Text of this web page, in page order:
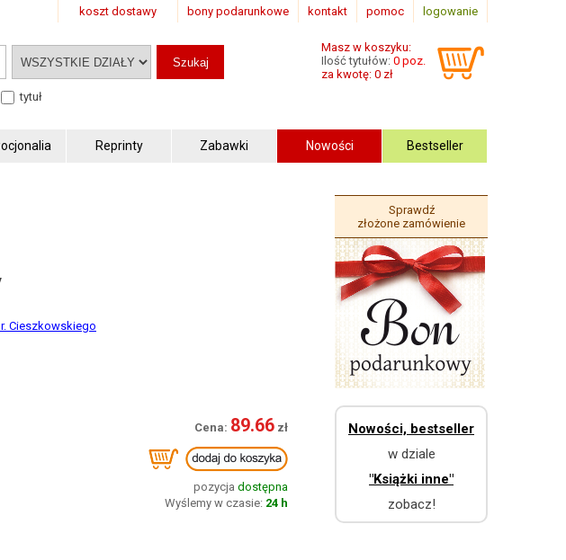
logowanie
pomoc
kontakt
bony podarunkowe
koszt dostawy
Masz w koszyku:
Ilość tytułów: 0 poz.
za kwotę: 0 zł
tytuł
Reprinty Zabawki Nowości Bestseller
Cieszkowskiego
89.66
pozycja dostępna
Wyślemy w czasie: 24 h
Sprawdź
złożone zamówienie
Nowości, bestseller
w dziale
"Książki inne"
zobacz!